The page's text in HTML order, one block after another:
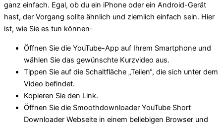
ganz einfach. Egal, ob du ein iPhone oder ein Android-Gerät
hast, der Vorgang sollte ähnlich und ziemlich einfach sein. Hier
ist, wie Sie es tun können-
Öffnen Sie die YouTube-App auf Ihrem Smartphone und
wählen Sie das gewünschte Kurzvideo aus.
Tippen Sie auf die Schaltfläche „Teilen“, die sich unter dem
Video befindet.
Kopieren Sie den Link.
Öffnen Sie die Smoothdownloader YouTube Short
Downloader Webseite in einem beliebigen Browser und